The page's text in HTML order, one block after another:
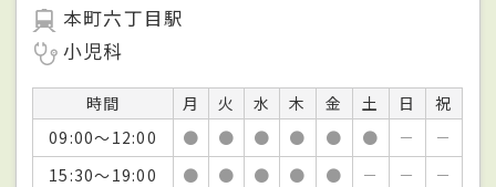
本町六丁目駅
小児科
時間 月 火 水 木 金 土 日
祝
09:00～12:00
● ● ● ● ● ● －
－
15:30～19:00
● ● ● ● ● － －
－